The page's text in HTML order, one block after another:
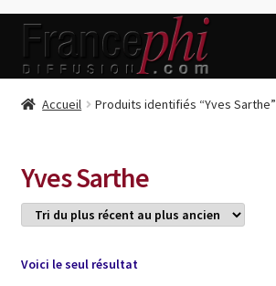
Aller
la
Aller
contenu
Accueil
Conditions de Vente
Connection
Accueil Produits identifiés “Yves Sarthe”
Yves Sarthe
Voici le seul résultat